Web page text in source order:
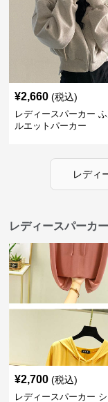
¥2,660 (税込)
レディースパーカー
ルエットパーカー
レディ
レディースパーカ
¥2,700 (税込)
レディースパーカー